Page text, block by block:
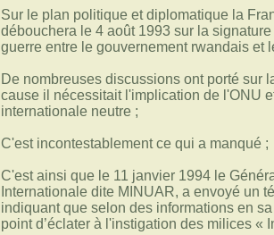
Sur le plan politique et diplomatique la
débouchera le 4 août 1993 sur la
guerre entre le gouvernement rwandais et
De nombreuses discussions ont porté sur
cause il nécessitait l'implication de l'ONU
internationale neutre ;
C'est incontestablement ce qui a manqué ;
C'est ainsi que le 11 janvier 1994 le
Internationale dite MINUAR, a envoyé un
indiquant que selon des informations en
point d’éclater à l'instigation des milices «